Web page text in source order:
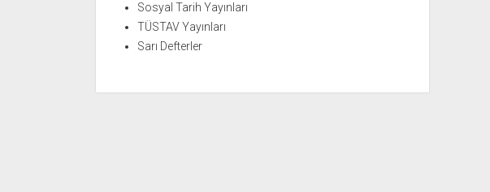
Sosyal Tarih Yayınları
TÜSTAV Yayınları
Sarı Defterler